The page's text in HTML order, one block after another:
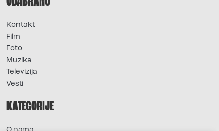
Kontakt
Film
Foto
Muzika
Televizija
Vesti
KATEGORIJE